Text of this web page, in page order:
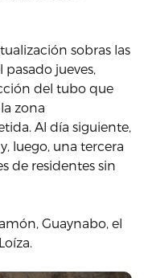
sobras las
jueves,
del tubo que
zona
Al día siguiente,
luego, una tercera
de residentes sin
Guaynabo, el